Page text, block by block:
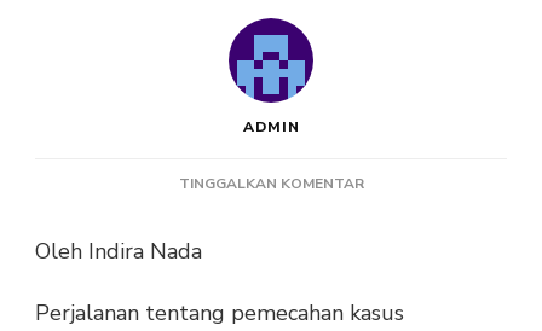
ADMIN
TINGGALKAN KOMENTARPADA
EMOSI
Oleh Indira Nada
Perjalanan tentang pemecahan kasus